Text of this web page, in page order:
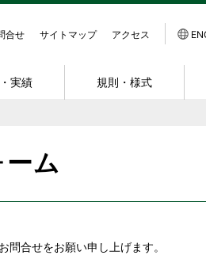
合せ サイトマップ アクセス
員
寄附研究部門
用
が生まれたら
・登録状況
実績 規則・様式
点
ム
合せをお願い申し上げます。